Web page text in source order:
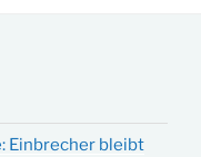
Einbrecher bleibt